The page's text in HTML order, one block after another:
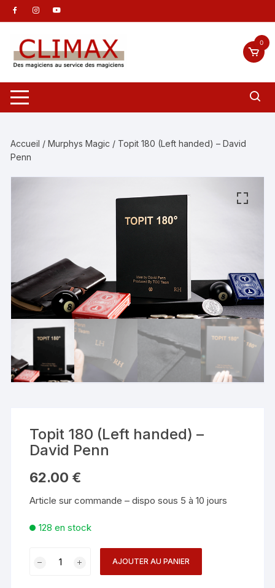
Aller
au
contenu
0
Accueil /Murphys Magic / Topit 180 (Left handed) – David
Penn
Topit 180 (Left handed) –
David Penn
62.00 €
Article sur commande – dispo sous 5 à 10 jours
128 en stock
AJOUTER AU PANIER